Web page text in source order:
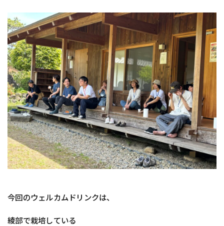
今回のウェルカムドリンクは、
綾部で栽培している